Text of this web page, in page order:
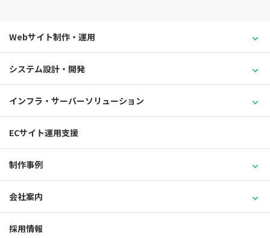
Webサイト制作・運用
システム設計・開発
インフラ・サーバーソリューション
ECサイト運用支援
制作事例
会社案内
採用情報